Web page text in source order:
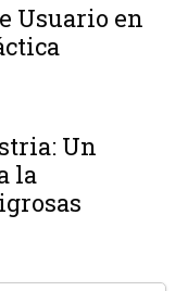
Usuario en
Un
la